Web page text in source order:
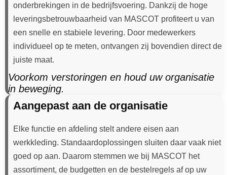
onderbrekingen in de bedrijfsvoering. Dankzij de hoge
leveringsbetrouwbaarheid van MASCOT profiteert u van
een snelle en stabiele levering. Door medewerkers
individueel op te meten, ontvangen zij bovendien direct de
juiste maat.
Voorkom verstoringen en houd uw organisatie
in beweging.
Aangepast aan de organisatie
Elke functie en afdeling stelt andere eisen aan
werkkleding. Standaardoplossingen sluiten daar vaak niet
goed op aan. Daarom stemmen we bij MASCOT het
assortiment, de budgetten en de bestelregels af op uw